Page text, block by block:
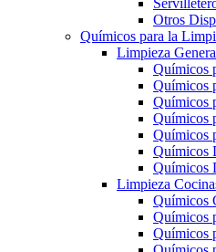
Otros
Químicos para la
Limpieza
Químicos
Químicos
Químicos
Químicos
Químicos
Químicos
Químicos
Limpieza
Químicos
Químicos
Químicos